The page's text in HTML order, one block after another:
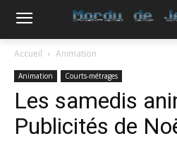
Accueil Animation
Animation Courts-métrages
Les samedis
Publicités de